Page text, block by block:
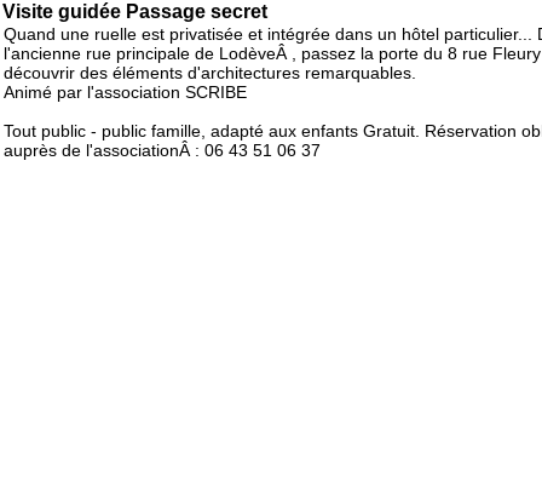
Visite guidée Passage secret
Quand une ruelle est privatisée et intégrée dans un hôtel particulier...
l'ancienne rue principale de LodèveÂ , passez la porte du 8 rue
découvrir des éléments d'architectures remarquables.
Animé par l'association SCRIBE
Tout public - public famille, adapté aux enfants Gratuit. Réservation
auprès de l'associationÂ : 06 43 51 06 37